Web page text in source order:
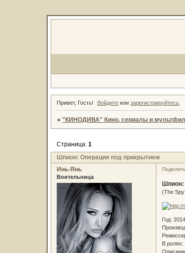
Привет, Гость! Войдите илизарегистрируйтесь
» "КИНОДИВА" Кино, сериалы и
Шпион: Операция под прикрытием
Страница: 1
Инь-Янь
Воительница
Шпион:
(The
Год: 2014
В